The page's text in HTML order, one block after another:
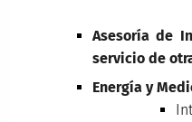
Asesoría de
servicio de
Energía y